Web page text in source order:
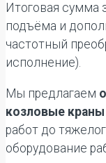
Итоговая сумма
подъёма и
частотный
исполнение).
Мы предлагаем
козловые краны
работ до
оборудование